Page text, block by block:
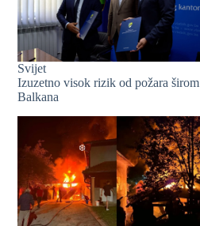
Svijet
Izuzetno visok rizik od požara širom
Balkana